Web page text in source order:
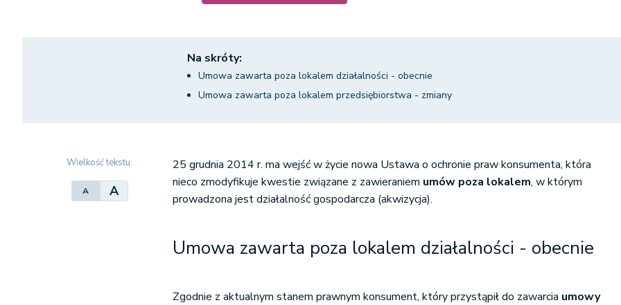
Na skróty:
Umowa zawarta poza lokalem działalności - obecnie
Umowa zawarta poza lokalem przedsiębiorstwa - zmiany
Wielkość tekstu:
A A
25 grudnia 2014 r. ma wejść w życie nowa Ustawa o ochronie praw konsumenta, która
nieco zmodyfikuje kwestie związane z zawieraniem umów poza lokalem, w którym
prowadzona jest działalność gospodarcza (akwizycja).
Umowa zawarta poza lokalem działalności - obecnie
Zgodnie z aktualnym stanem prawnym konsument, który przystąpił do zawarcia umowy